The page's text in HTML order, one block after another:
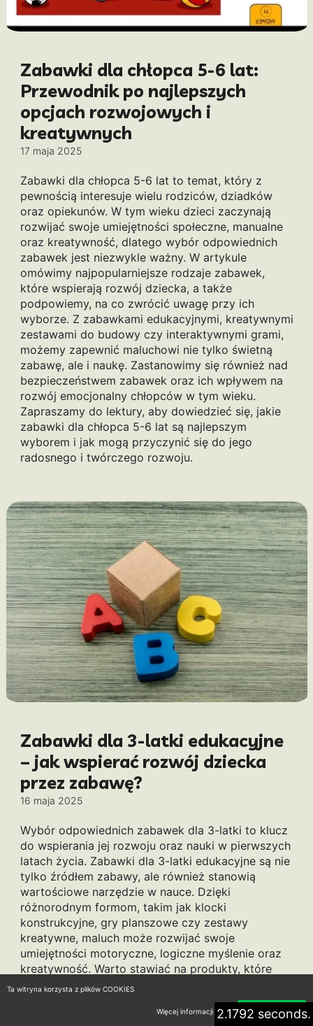
Zabawki dla chłopca 5-6 lat:
Przewodnik po najlepszych
opcjach rozwojowych i
kreatywnych
17 maja 2025
Zabawki dla chłopca 5-6 lat to temat, który z
pewnością interesuje wielu rodziców, dziadków
oraz opiekunów. W tym wieku dzieci zaczynają
rozwijać swoje umiejętności społeczne, manualne
oraz kreatywność, dlatego wybór odpowiednich
zabawek jest niezwykle ważny. W artykule
omówimy najpopularniejsze rodzaje zabawek,
które wspierają rozwój dziecka, a także
podpowiemy, na co zwrócić uwagę przy ich
wyborze. Z zabawkami edukacyjnymi, kreatywnymi
zestawami do budowy czy interaktywnymi grami,
możemy zapewnić maluchowi nie tylko świetną
zabawę, ale i naukę. Zastanowimy się również nad
bezpieczeństwem zabawek oraz ich wpływem na
rozwój emocjonalny chłopców w tym wieku.
Zapraszamy do lektury, aby dowiedzieć się, jakie
zabawki dla chłopca 5-6 lat są najlepszym
wyborem i jak mogą przyczynić się do jego
radosnego i twórczego rozwoju.
Zabawki dla 3-latki edukacyjne
– jak wspierać rozwój dziecka
przez zabawę?
16 maja 2025
Wybór odpowiednich zabawek dla 3-latki to klucz
do wspierania jej rozwoju oraz nauki w pierwszych
latach życia. Zabawki dla 3-latki edukacyjne są nie
tylko źródłem zabawy, ale również stanowią
wartościowe narzędzie w nauce. Dzięki
różnorodnym formom, takim jak klocki
konstrukcyjne, gry planszowe czy zestawy
kreatywne, maluch może rozwijać swoje
umiejętności motoryczne, logiczne myślenie oraz
kreatywność. Warto stawiać na produkty, które
angażują dziecko w interakcję i pozwalają na
odkrywanie nowego świata. Edukacyjne zabawki
pomagają również w nauce podstawowych2.1792 seconds.
Ta witryna korzysta z plików COOKIES
Więcej informacji Akceptuję